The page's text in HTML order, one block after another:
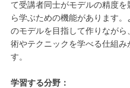
て受講者同士がモデルの精度を
ら学ぶための機能があります。
のモデルを目指して作りながら
術やテクニックを学べる仕組み
す。
学習する分野：